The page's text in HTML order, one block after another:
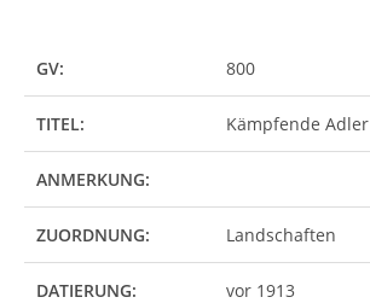
GV: 800
TITEL: Kämpfende Adler
ANMERKUNG:
ZUORDNUNG: Landschaften
DATIERUNG: vor 1913